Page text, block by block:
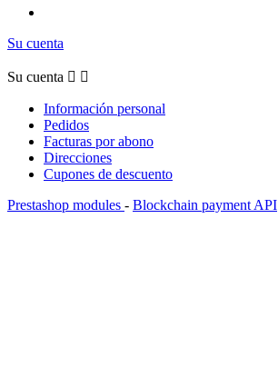
Su cuenta
Su cuenta  
Información personal
Pedidos
Facturas por abono
Direcciones
Cupones de descuento
Prestashop modules - Blockchain payment API